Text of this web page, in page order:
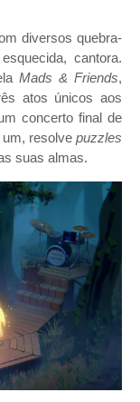
diversos quebra-
cantora.
Mads & Friends,
atos únicos aos
concerto final de
resolve puzzles
suas almas.